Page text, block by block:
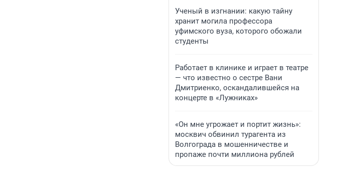
Ученый в изгнании: какую тайну
хранит могила профессора
уфимского вуза, которого обожали
студенты
Работает в клинике и играет в театре
— что известно о сестре Вани
Дмитриенко, оскандалившейся на
концерте в «Лужниках»
«Он мне угрожает и портит жизнь»:
москвич обвинил турагента из
Волгограда в мошенничестве и
пропаже почти миллиона рублей